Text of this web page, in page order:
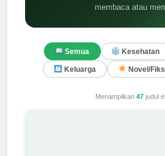
membaca atau
Semua Kesehatan
Keluarga Novel/
Menampilkan 47judul